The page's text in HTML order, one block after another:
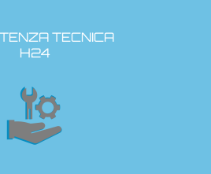
TECNICA
H24